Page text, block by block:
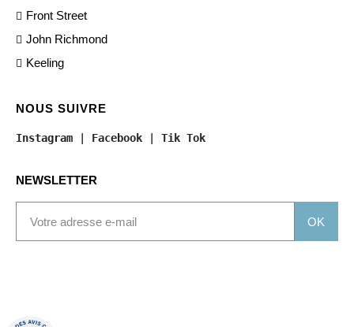
Front Street
John Richmond
Keeling
NOUS SUIVRE
Instagram Facebook Tik Tok
NEWSLETTER
OK